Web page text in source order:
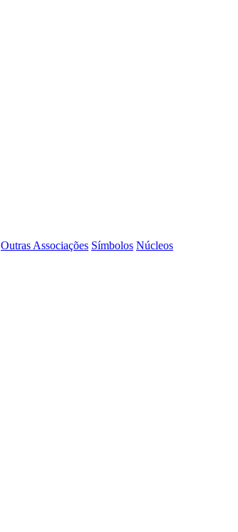
Outras Associações Símbolos Núcleos